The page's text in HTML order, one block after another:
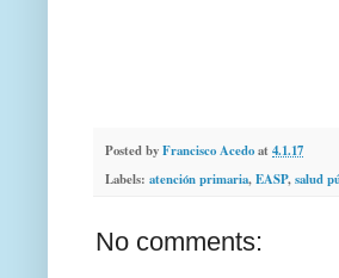
Posted byFrancisco Acedoat 4.1.17
Labels: atención primaria,EASP,salud
No comments: